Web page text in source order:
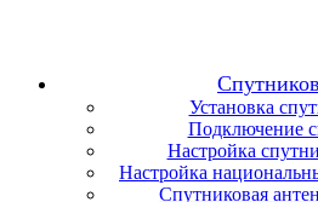
Установка
Подключение
Настройка
Настройка
Спутниковая